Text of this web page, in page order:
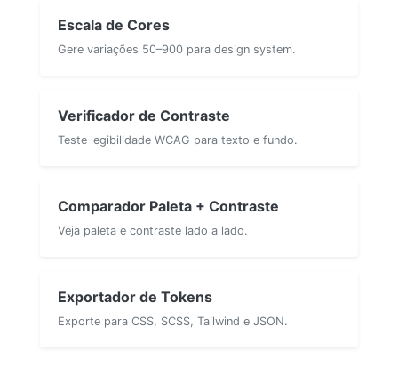
Escala de Cores
Gere variações 50–900 para design system.
Verificador de Contraste
Teste legibilidade WCAG para texto e fundo.
Comparador Paleta + Contraste
Veja paleta e contraste lado a lado.
Exportador de Tokens
Exporte para CSS, SCSS, Tailwind e JSON.